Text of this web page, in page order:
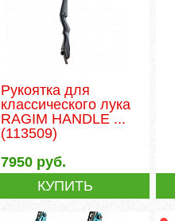
Рукоятка для
классического лука
RAGIM HANDLE ...
(113509)
7950 руб.
КУПИТЬ